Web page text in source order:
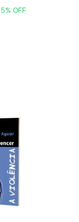
% OFF